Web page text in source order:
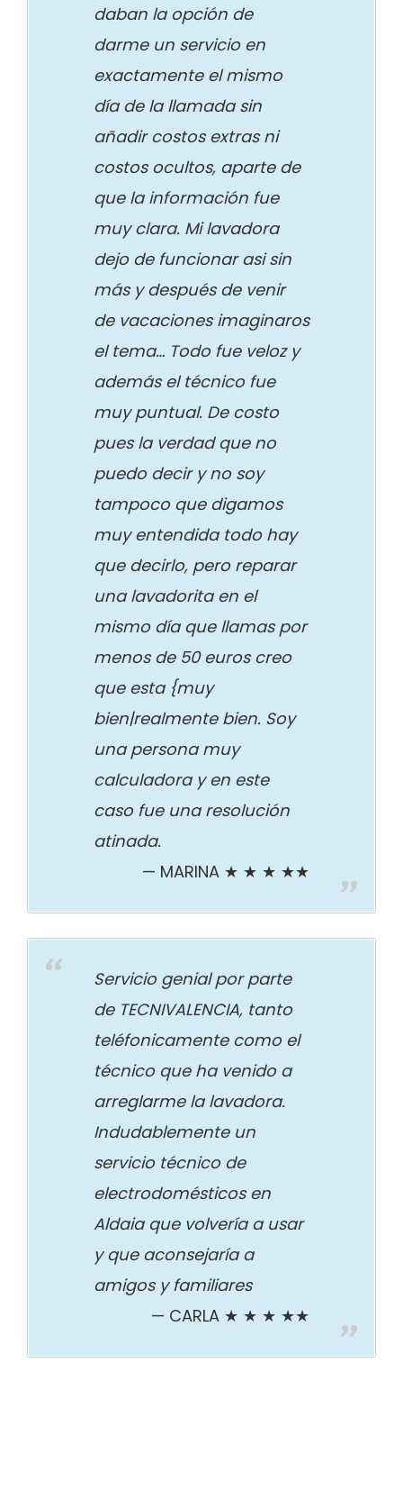
daban la opción de
darme un servicio en
exactamente el mismo
día de la llamada sin
añadir costos extras ni
costos ocultos, aparte de
que la información fue
muy clara. Mi lavadora
dejo de funcionar asi sin
más y después de venir
de vacaciones imaginaros
el tema… Todo fue veloz y
además el técnico fue
muy puntual. De costo
pues la verdad que no
puedo decir y no soy
tampoco que digamos
muy entendida todo hay
que decirlo, pero reparar
una lavadorita en el
mismo día que llamas por
menos de 50 euros creo
que esta {muy
bien|realmente bien. Soy
una persona muy
calculadora y en este
caso fue una resolución
atinada.
MARINA ★ ★ ★ ★★
Servicio genial por parte
de TECNIVALENCIA, tanto
teléfonicamente como el
técnico que ha venido a
arreglarme la lavadora.
Indudablemente un
servicio técnico de
electrodomésticos en
Aldaia que volvería a usar
y que aconsejaría a
amigos y familiares
CARLA ★ ★ ★ ★★